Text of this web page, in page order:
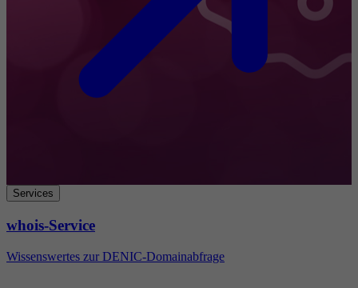
Services
whois-Service
Wissenswertes zur DENIC-Domainabfrage